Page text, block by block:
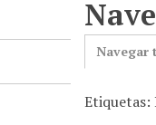
Navegar
Etiquetas: